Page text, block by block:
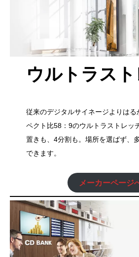
ウルトラス
従来のデジタルサイネージよりはる
ペクト比58：9のウルトラストレッ
置きも、4分割も。場所を選ばず、
できます。
メーカーページ